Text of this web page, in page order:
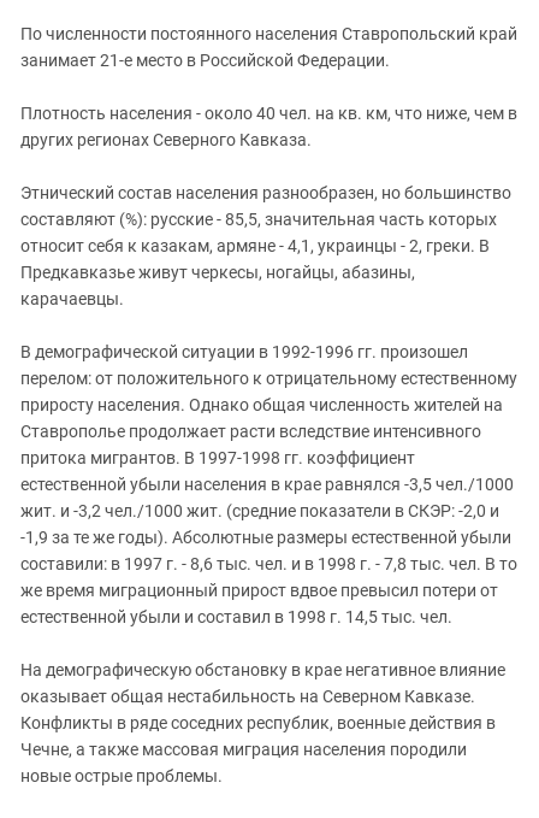
КАВКАЗ ЗА ПАЛЕСТИНУ
ИНАКОМЫСЛИЕ В ЧЕЧНЕ
МОБИЛИЗАЦИЯ И ПРОТЕСТЫ
Ингушетия
Калмыкия
Нагорный Карабах
Российская Федерация
Северная Осетия - Алания
СКФО
Ставропольский край
Чечня
Южная Осетия
Южный Кавказ
По численности постоянного населения Ставропольский край
занимает 21-е место в Российской Федерации.
Плотность населения - около 40 чел. на кв. км, что ниже, чем в
других регионах Северного Кавказа.
Этнический состав населения разнообразен, но большинство
составляют (%): русские - 85,5, значительная часть которых
относит себя к казакам, армяне - 4,1, украинцы - 2, греки. В
Предкавказье живут черкесы, ногайцы, абазины,
карачаевцы.
В демографической ситуации в 1992-1996 гг. произошел
перелом: от положительного к отрицательному естественному
приросту населения. Однако общая численность жителей на
Ставрополье продолжает расти вследствие интенсивного
притока мигрантов. В 1997-1998 гг. коэффициент
естественной убыли населения в крае равнялся -3,5 чел./1000
жит. и -3,2 чел./1000 жит. (средние показатели в СКЭР: -2,0 и
-1,9 за те же годы). Абсолютные размеры естественной убыли
составили: в 1997 г. - 8,6 тыс. чел. и в 1998 г. - 7,8 тыс. чел. В то
же время миграционный прирост вдвое превысил потери от
естественной убыли и составил в 1998 г. 14,5 тыс. чел.
На демографическую обстановку в крае негативное влияние
оказывает общая нестабильность на Северном Кавказе.
Конфликты в ряде соседних республик, военные действия в
Чечне, а также массовая миграция населения породили
новые острые проблемы.